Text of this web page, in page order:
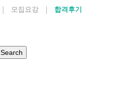
| 모집요강 | 합격후기
Search